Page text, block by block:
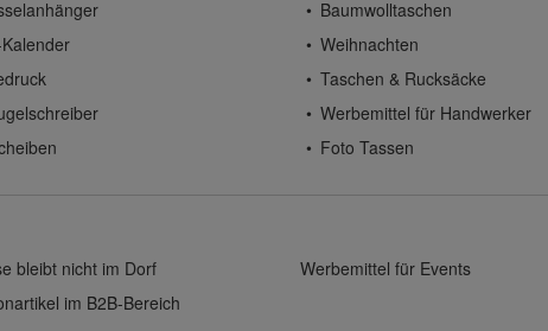
Baumwolltaschen
Weihnachten
Taschen & Rucksäcke
Werbemittel für Handwerker
Foto Tassen
bleibt nicht im Dorf Werbemittel für Events
im B2B-Bereich